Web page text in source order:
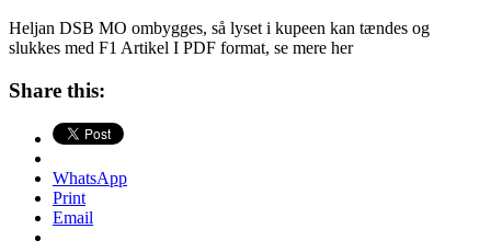
Heljan DSB MO ombygges, så lyset i kupeen kan tændes og
slukkes med F1 Artikel I PDF format, se mere her
Share this:
WhatsApp
Print
Email